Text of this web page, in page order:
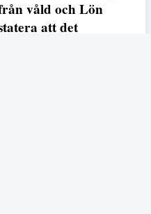
våld och Lön
att det